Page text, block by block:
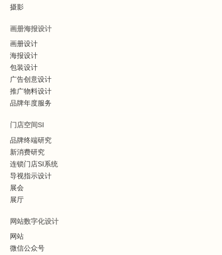
摄影
画册海报设计
画册设计
海报设计
包装设计
广告创意设计
推广物料设计
品牌年度服务
门店空间SI
品牌终端研究
新消费研究
连锁门店SI系统
导视指示设计
展会
展厅
网站数字化设计
网站
微信公众号